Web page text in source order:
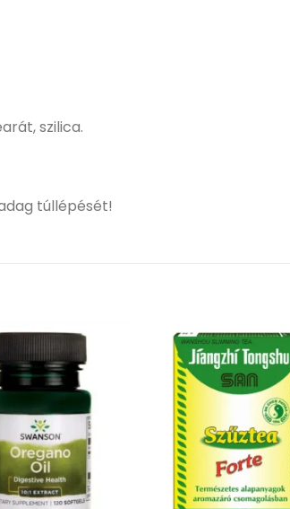
szilica.
túllépését!
Kívánságlistához
adás
adás